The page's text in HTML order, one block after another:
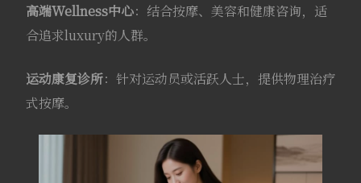
高端Wellness中心：结合按摩、美容和健康咨询，适
合追求luxury的人群。
运动康复诊所：针对运动员或活跃人士，提供物理治疗
式按摩。